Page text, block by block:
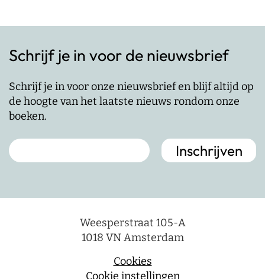
Schrijf je in voor de nieuwsbrief
Schrijf je in voor onze nieuwsbrief en blijf altijd op
de hoogte van het laatste nieuws rondom onze
boeken.
Weesperstraat 105-A
1018 VN Amsterdam
Cookies
Cookie instellingen